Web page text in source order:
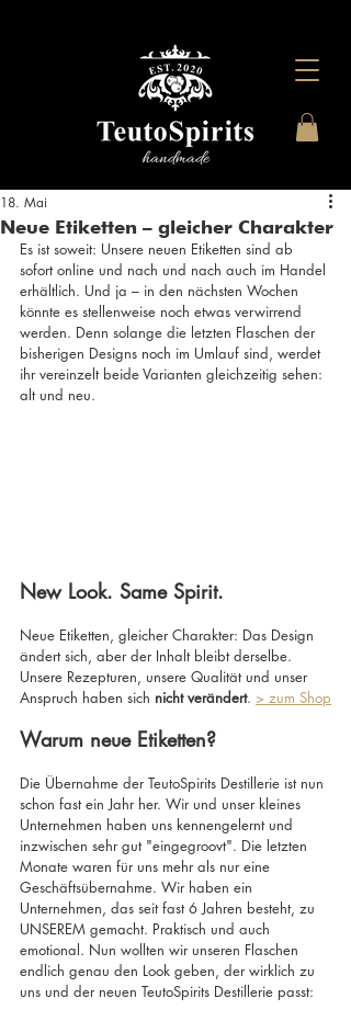
Neue Etiketten – gleicher Charakter
18. Mai
Es ist soweit: Unsere neuen Etiketten sind ab
sofort online und nach und nach auch im Handel
erhältlich. Und ja – in den nächsten Wochen
könnte es stellenweise noch etwas verwirrend
werden. Denn solange die letzten Flaschen der
bisherigen Designs noch im Umlauf sind, werdet
ihr vereinzelt beide Varianten gleichzeitig sehen:
alt und neu.
New Look. Same Spirit.
Neue Etiketten, gleicher Charakter: Das Design
ändert sich, aber der Inhalt bleibt derselbe.
Unsere Rezepturen, unsere Qualität und unser
Anspruch haben sich nicht verändert. > zum Shop
Warum neue Etiketten?
Die Übernahme der TeutoSpirits Destillerie ist nun
schon fast ein Jahr her. Wir und unser kleines
Unternehmen haben uns kennengelernt und
inzwischen sehr gut "eingegroovt". Die letzten
Monate waren für uns mehr als nur eine
Geschäftsübernahme. Wir haben ein
Unternehmen, das seit fast 6 Jahren besteht, zu
UNSEREM gemacht. Praktisch und auch
emotional. Nun wollten wir unseren Flaschen
endlich genau den Look geben, der wirklich zu
uns und der neuen TeutoSpirits Destillerie passt: